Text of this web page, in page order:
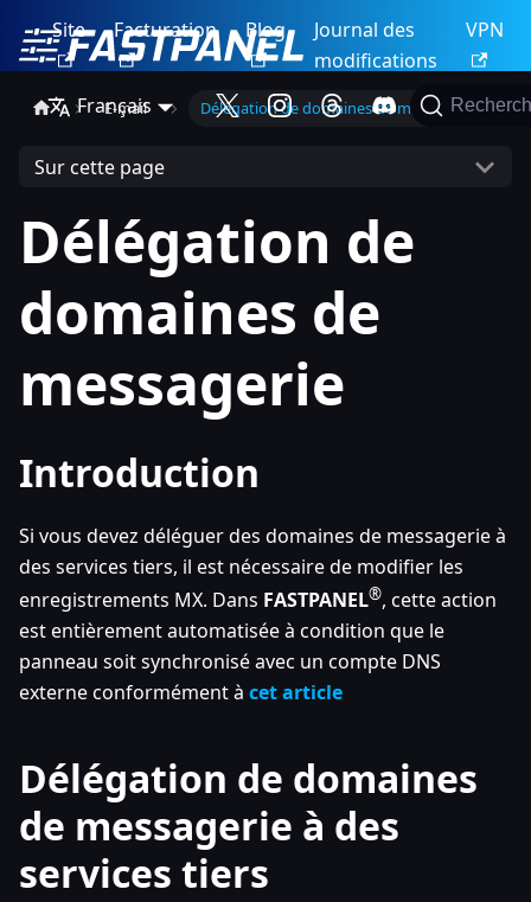
Site Facturation Blog
Journal des
modifications
VPN
Français
E-mail Délégation de domaines de messagerie
Sur cette page
Délégation de
domaines de
messagerie
Introduction
Si vous devez déléguer des domaines de messagerie à
des services tiers, il est nécessaire de modifier les
enregistrements MX. Dans FASTPANEL®, cette action
est entièrement automatisée à condition que le
panneau soit synchronisé avec un compte DNS
externe conformément à cet article
Délégation de domaines
de messagerie à des
services tiers